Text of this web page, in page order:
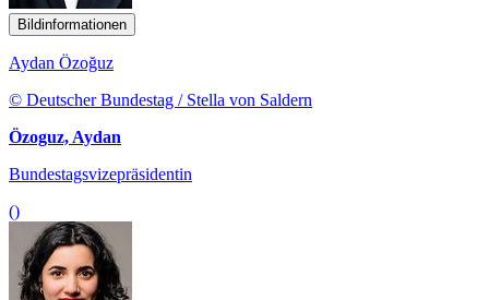
Bildinformationen
Aydan Özoğuz
© Deutscher Bundestag / Stella von Saldern
Özoguz, Aydan
Bundestagsvizepräsidentin
()